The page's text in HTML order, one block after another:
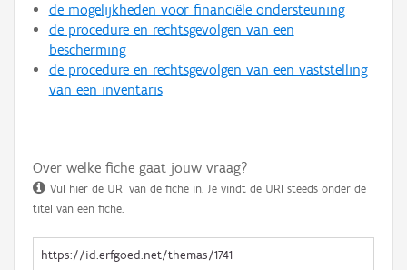
de mogelijkheden voor financiële ondersteuning
de procedure en rechtsgevolgen van een
bescherming
de procedure en rechtsgevolgen van een vaststelling
van een inventaris
Over welke fiche gaat jouw vraag?
Vul hier de URI van de fiche in. Je vindt de URI steeds onder de
titel van een fiche.